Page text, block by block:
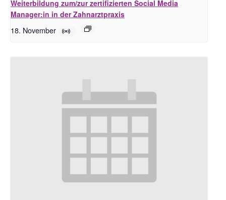
Weiterbildung zum/zur zertifizierten Social Media
Manager:in in der Zahnarztpraxis
18. November